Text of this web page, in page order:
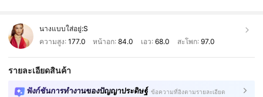
นางแบบใส่อยู่:S
ความสูง: 177.0 หน้าอก:84.0 เอว: 68.0 สะโพก: 97.0
รายละเอียดสินค้า
ฟังก์ชันการทำงานของปัญญาประดิษฐ์ ข้อความที่อิงตามรายละเอียด